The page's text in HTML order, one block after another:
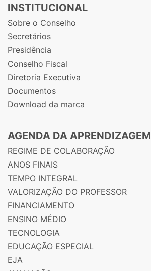
INSTITUCIONAL
Sobre o Conselho
Secretários
Presidência
Conselho Fiscal
Diretoria Executiva
Documentos
Download da marca
AGENDA DA APRENDIZAGEM
REGIME DE COLABORAÇÃO
ANOS FINAIS
TEMPO INTEGRAL
VALORIZAÇÃO DO PROFESSOR
FINANCIAMENTO
ENSINO MÉDIO
TECNOLOGIA
EDUCAÇÃO ESPECIAL
EJA